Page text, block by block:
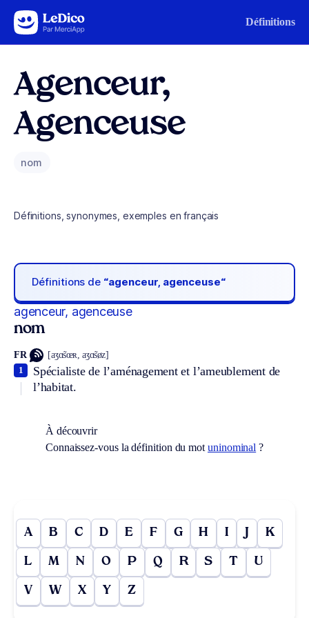
Aller au contenu Définitions
Agenceur,
Agenceuse
nom
Définitions, synonymes, exemples en français
Définitions de “agenceur, agenceuse“
agenceur, agenceuse
nom
FR [aʒɑ̃sœʀ, aʒɑ̃søz]
Spécialiste de l’aménagement et l’ameublement de
l’habitat.
1
À découvrir
Connaissez-vous la définition du mot uninominal ?
A B C D E F G H I J K
L M N O P Q R S T U
V W X Y Z